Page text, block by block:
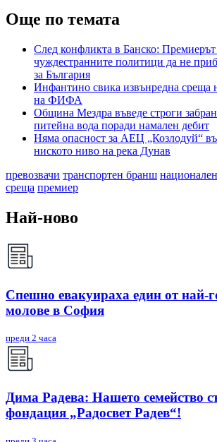
Още по темата
След конфликта в Банско: Премиерът
чуждестранните политици да не
за България
Инфантино свика извънредна среща
на ФИФА
Община Мездра въведе строги
питейна вода поради намален дебит
Няма опасност за АЕЦ „Козлодуй“
ниското ниво на река Дунав
превозвачи транспортен бранш
среща премиер
Най-ново
Спешно евакуираха един от най-
молове в София
преди 2 часа
Дима Радева: Нашето семейство
фондация „Радосвет Радев“!